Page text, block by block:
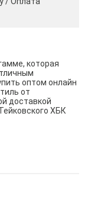
которая
оптом онлайн
от
доставкой
ХБК